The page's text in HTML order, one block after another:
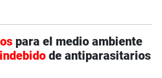
para el medio ambiente
de antiparasitarios